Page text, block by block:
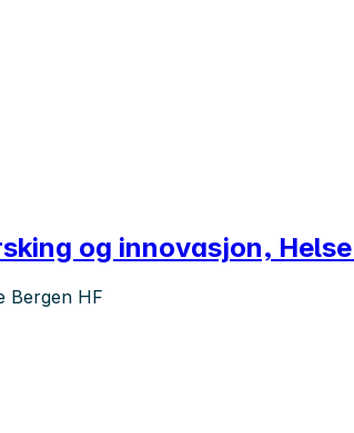
og innovasjon,
Bergen HF